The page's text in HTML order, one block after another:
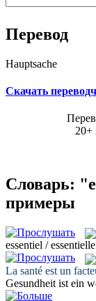
Перевод
Hauptsache
Скачать
20+
Словарь:
примеры
essentiel /
La santé est un
Gesundheit ist ein